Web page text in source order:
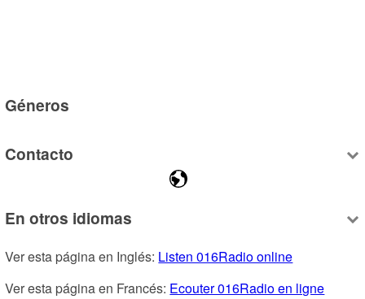
Géneros
Contacto
En otros idiomas
Ver esta página en Inglés: Listen 016Radio online
Ver esta página en Francés: Ecouter 016Radio en ligne